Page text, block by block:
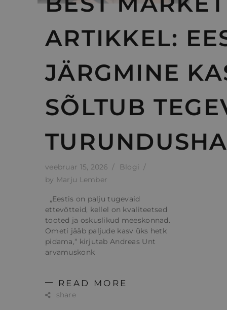
ARTIKKEL:
JÄRGMINE
SÕLTUB
veebruar 15, 2026
Blogi
by Marju Lember
„Eestis on palju tugevaid
ettevõtteid, kellel on kvaliteetsed
tooted ja oskuslikud meeskonnad.
Ometi jääb paljude kasv üks hetk
pidama,“ kirjutab Andreas Unt
arvamuskonk
READ MORE
share